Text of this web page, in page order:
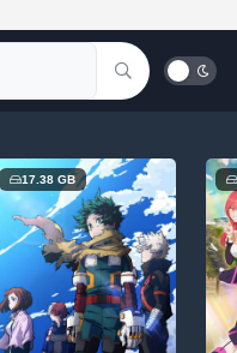
17.38 GB